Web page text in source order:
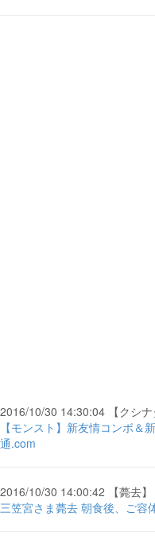
2016/10/30 14:30:04 【クシナ
【モンスト】新友情コンボ＆
通.com
2016/10/30 14:00:42 【薨去】
三笠宮さま薨去 朝食後、ご容